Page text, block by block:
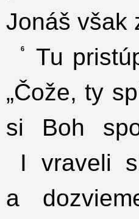
Jonáš však
6
Tu
„Čože, ty
si Boh
I vraveli
a